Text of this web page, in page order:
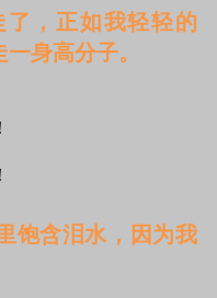
，正如我轻轻的
身高分子。
饱含泪水，因为我